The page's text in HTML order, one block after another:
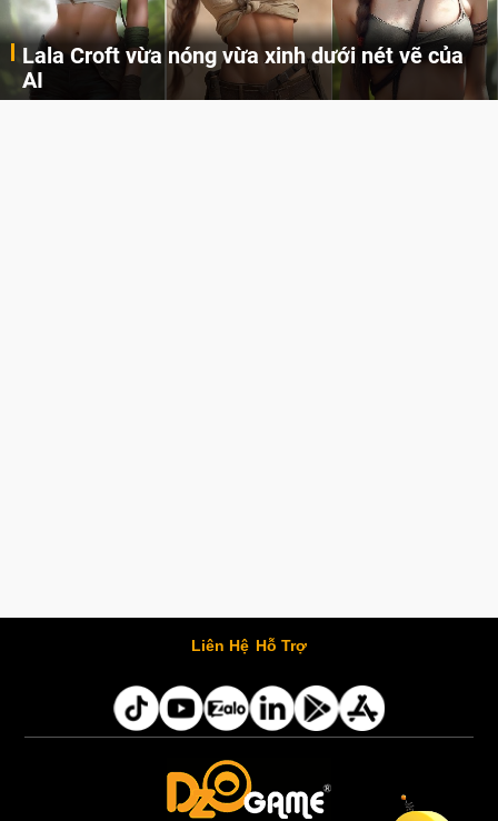
Lala Croft vừa nóng vừa xinh dưới nét vẽ của
AI
Liên Hệ Hỗ Trợ